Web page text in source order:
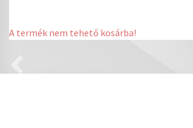
A termék nem tehető kosárba!